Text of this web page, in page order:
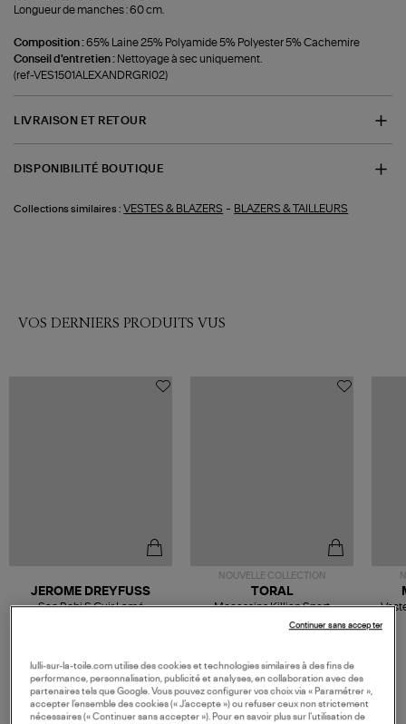
Longueur de manches : 60 cm.
Composition :65% Laine 25% Polyamide 5% Polyester 5% Cachemire
Conseil d'entretien : Nettoyage à sec uniquement.
(ref-VES1501ALEXANDRGRI02)
LIVRAISON ET RETOUR
DISPONIBILITÉ BOUTIQUE
Collections similaires : VESTES & BLAZERS - BLAZERS & TAILLEURS
VOS DERNIERS PRODUITS VUS
JEROME DREYFUSS
Sac Bobi S Cuir Lamé
NOUVELLE COLLECTION
189,00 €
TORAL
Mocassins Killian Sport
Mousse
lulli-sur-la-toile.com utilise des cookies et technologies similaires à des fins de
performance, personnalisation, publicité et analyses, en collaboration avec des
partenaires tels que Google. Vous pouvez configurer vos choix via « Paramétrer »,
accepter l’ensemble des cookies (« J’accepte ») ou refuser ceux non strictement
nécessaires (« Continuer sans accepter »). Pour en savoir plus sur l’utilisation de
Continuer sans accepter